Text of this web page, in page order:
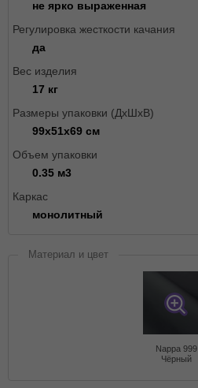
не ярко выраженная
Регулировка жесткости качания
да
Вес изделия
17 кг
Размеры упаковки (ДxШxВ)
99х51х69 см
Объем упаковки
0.35 м3
Каркас
монолитный
Материал и цвет
Nappa 999
Чёрный